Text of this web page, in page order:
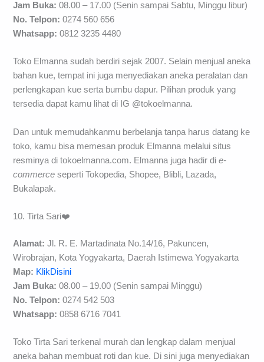
Jam Buka: 08.00 – 17.00 (Senin sampai Sabtu, Minggu libur)
No. Telpon: 0274 560 656
Whatsapp: 0812 3235 4480
Toko Elmanna sudah berdiri sejak 2007. Selain menjual aneka
bahan kue, tempat ini juga menyediakan aneka peralatan dan
perlengkapan kue serta bumbu dapur. Pilihan produk yang
tersedia dapat kamu lihat di IG @tokoelmanna.
Dan untuk memudahkanmu berbelanja tanpa harus datang ke
toko, kamu bisa memesan produk Elmanna melalui situs
resminya di tokoelmanna.com. Elmanna juga hadir die-
commerce seperti Tokopedia, Shopee, Blibli, Lazada,
Bukalapak.
10. Tirta Sari❤️
Alamat: Jl. R. E. Martadinata No.14/16, Pakuncen,
Wirobrajan, Kota Yogyakarta, Daerah Istimewa Yogyakarta
Map: KlikDisini
Jam Buka: 08.00 – 19.00 (Senin sampai Minggu)
No. Telpon: 0274 542 503
Whatsapp: 0858 6716 7041
Toko Tirta Sari terkenal murah dan lengkap dalam menjual
aneka bahan membuat roti dan kue. Di sini juga menyediakan